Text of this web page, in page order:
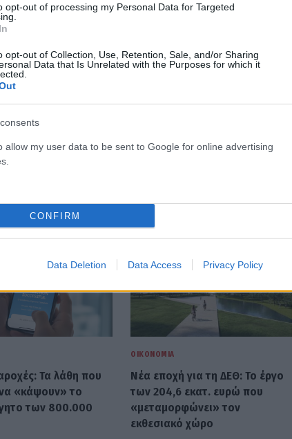
opt-out of processing my Personal Data for Targeted
opt-out of Collection, Use, Retention, Sale, and/or Sharing
Data that Is Unrelated with the Purposes for which it
allow my user data to be sent to Google for online advertising
CONFIRM
Data Deletion Data Access Privacy Policy
Ποιες περιοχές είναι σήμερα σε «πορτοκαλί»
Τα λάθη που
«κάψουν» το
των 800.000
ΟΙΚΟΝΟΜΊΑ
Νέα εποχή για τη ΔΕΘ: Το έργο
των 204,6 εκατ. ευρώ που
«μεταμορφώνει» τον
εκθεσιακό χώρο